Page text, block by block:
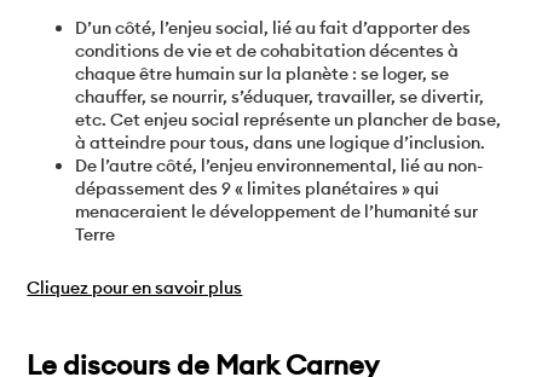
D’un côté, l’enjeu social, lié au fait d’apporter des
conditions de vie et de cohabitation décentes à
chaque être humain sur la planète : se loger, se
chauffer, se nourrir, s’éduquer, travailler, se divertir,
etc. Cet enjeu social représente un plancher de base,
à atteindre pour tous, dans une logique d’inclusion.
De l’autre côté, l’enjeu environnemental, lié au non-
dépassement des 9 « limites planétaires » qui
menaceraient le développement de l’humanité sur
Terre
Cliquez pour en savoir plus
Le discours de Mark Carney